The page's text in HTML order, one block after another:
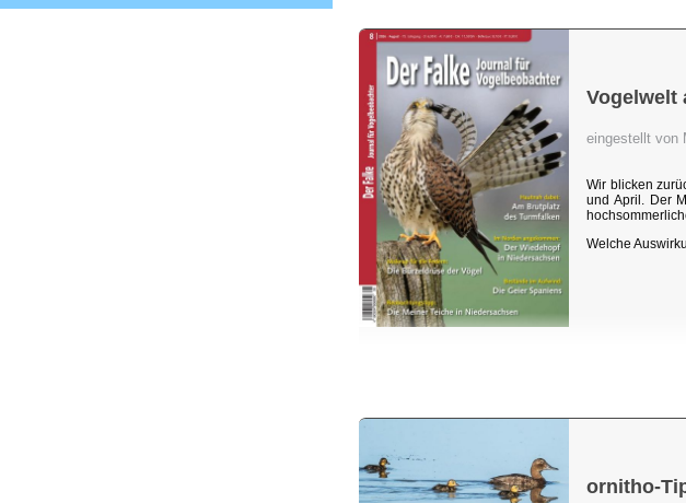
Vogelwelt
eingestellt von
Wir blicken
und April. Der
Welche
ornitho-